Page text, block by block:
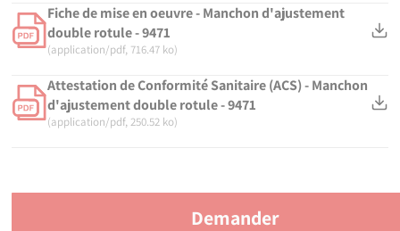
Fiche de mise en oeuvre - Manchon d'ajustement
double rotule - 9471
(application/pdf, 716.47 ko)
Attestation de Conformité Sanitaire (ACS) - Manchon
d'ajustement double rotule - 9471
(application/pdf, 250.52 ko)
Demander